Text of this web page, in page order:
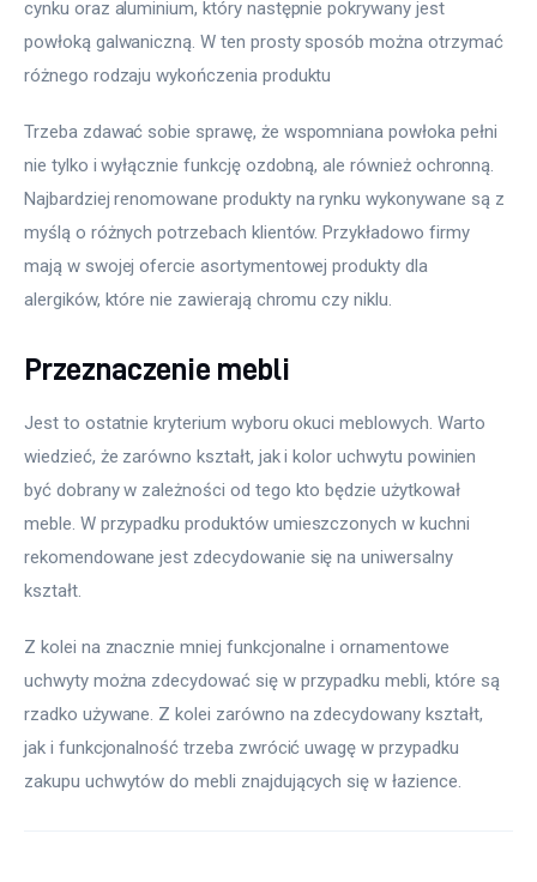
cynku oraz aluminium, który następnie pokrywany jest
powłoką galwaniczną. W ten prosty sposób można otrzymać
różnego rodzaju wykończenia produktu
Trzeba zdawać sobie sprawę, że wspomniana powłoka pełni
nie tylko i wyłącznie funkcję ozdobną, ale również ochronną.
Najbardziej renomowane produkty na rynku wykonywane są z
myślą o różnych potrzebach klientów. Przykładowo firmy
mają w swojej ofercie asortymentowej produkty dla
alergików, które nie zawierają chromu czy niklu.
Przeznaczenie mebli
Jest to ostatnie kryterium wyboru okuci meblowych. Warto
wiedzieć, że zarówno kształt, jak i kolor uchwytu powinien
być dobrany w zależności od tego kto będzie użytkował
meble. W przypadku produktów umieszczonych w kuchni
rekomendowane jest zdecydowanie się na uniwersalny
kształt.
Z kolei na znacznie mniej funkcjonalne i ornamentowe
uchwyty można zdecydować się w przypadku mebli, które są
rzadko używane. Z kolei zarówno na zdecydowany kształt,
jak i funkcjonalność trzeba zwrócić uwagę w przypadku
zakupu uchwytów do mebli znajdujących się w łazience.